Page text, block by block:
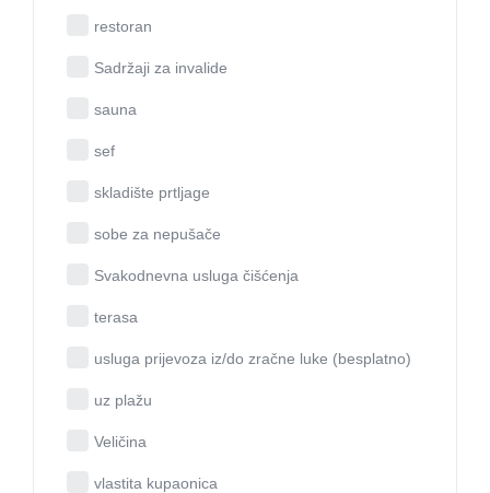
restoran
Sadržaji za invalide
sauna
sef
skladište prtljage
sobe za nepušače
Svakodnevna usluga čišćenja
terasa
usluga prijevoza iz/do zračne luke (besplatno)
uz plažu
Veličina
vlastita kupaonica